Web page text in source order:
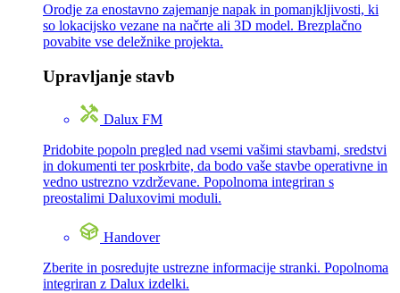
Orodje za enostavno zajemanje napak in pomanjkljivosti, ki
so lokacijsko vezane na načrte ali 3D model. Brezplačno
povabite vse deležnike projekta.
Upravljanje stavb
Dalux FM
Pridobite popoln pregled nad vsemi vašimi stavbami, sredstvi
in dokumenti ter poskrbite, da bodo vaše stavbe operativne in
vedno ustrezno vzdrževane. Popolnoma integriran s
preostalimi Daluxovimi moduli.
Handover
Zberite in posredujte ustrezne informacije stranki. Popolnoma
integriran z Dalux izdelki.